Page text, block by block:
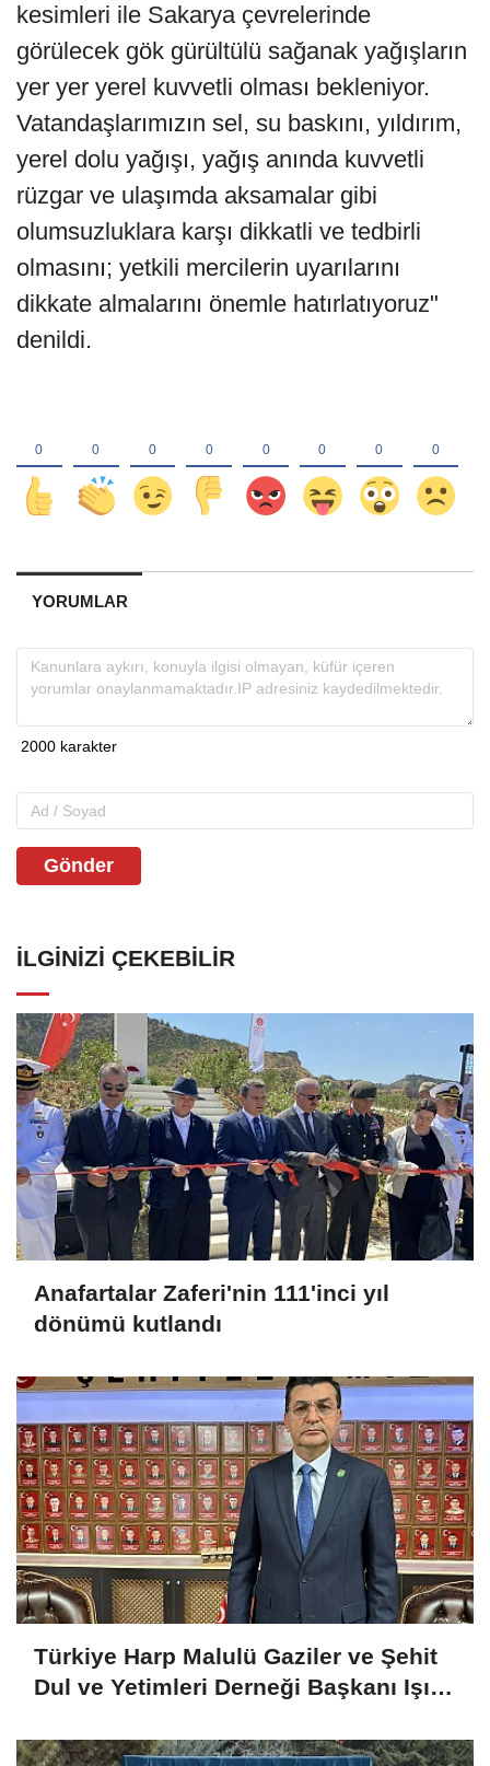
kesimleri ile Sakarya çevrelerinde
görülecek gök gürültülü sağanak yağışların
yer yer yerel kuvvetli olması bekleniyor.
Vatandaşlarımızın sel, su baskını, yıldırım,
yerel dolu yağışı, yağış anında kuvvetli
rüzgar ve ulaşımda aksamalar gibi
olumsuzluklara karşı dikkatli ve tedbirli
olmasını; yetkili mercilerin uyarılarını
dikkate almalarını önemle hatırlatıyoruz"
denildi.
YORUMLAR
Gönder
İLGINIZI ÇEKEBILIR
Anafartalar Zaferi'nin 111'inci yıl
dönümü kutlandı
Türkiye Harp Malulü Gaziler ve Şehit
Dul ve Yetimleri Derneği Başkanı Işık: